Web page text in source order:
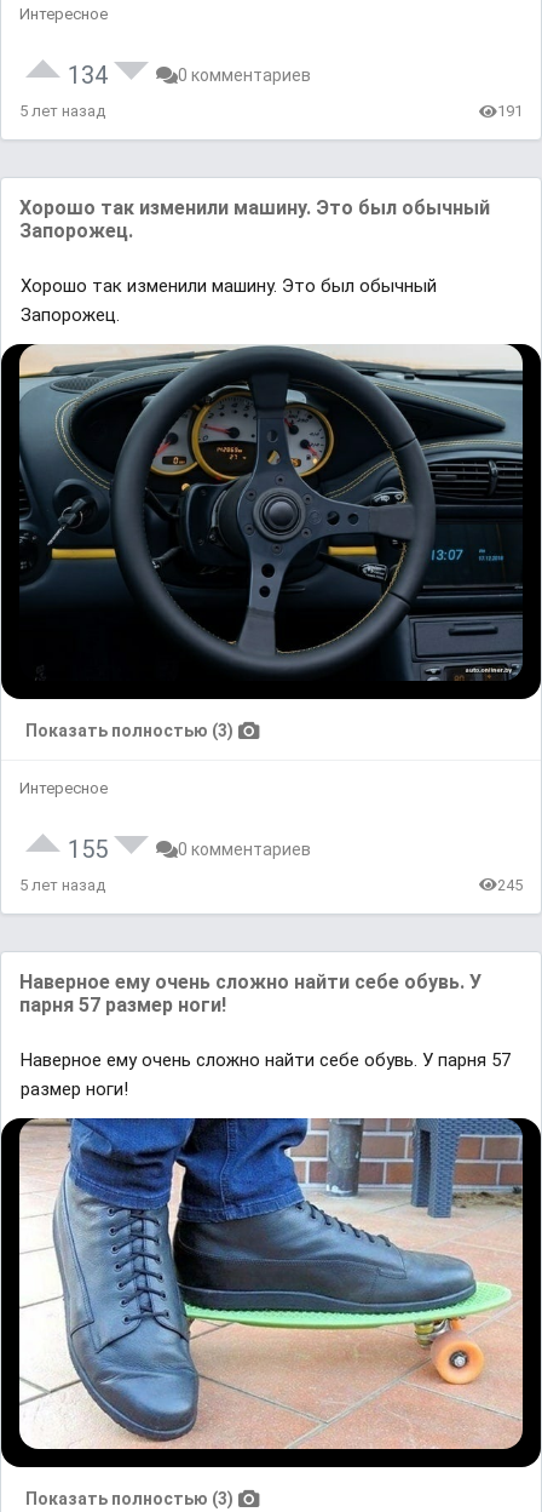
Интересное
134 0 комментариев
5 лет назад 191
Хорошо так изменили машину. Это был обычный
Запорожец.
Хорошо так изменили машину. Это был обычный
Запорожец.
Показать полностью (3)
Интересное
155 0 комментариев
5 лет назад 245
Наверное ему очень сложно найти себе обувь. У
парня 57 размер ноги!
Наверное ему очень сложно найти себе обувь. У парня 57
размер ноги!
Показать полностью (3)